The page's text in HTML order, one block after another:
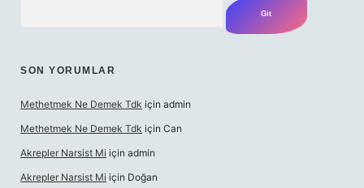
SON YORUMLAR
Methetmek Ne Demek Tdk için admin
Methetmek Ne Demek Tdk için Can
Akrepler Narsist Mi için admin
Akrepler Narsist Mi için Doğan